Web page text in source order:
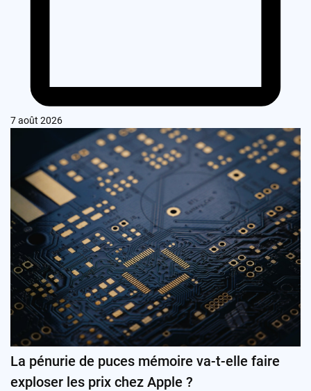
7 août 2026
La pénurie de puces mémoire va-t-elle faire
exploser les prix chez Apple ?